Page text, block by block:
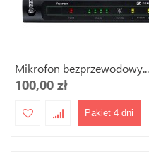
Mikrofon bezprzewodowy...
100,00 zł
Pakiet 4 dni